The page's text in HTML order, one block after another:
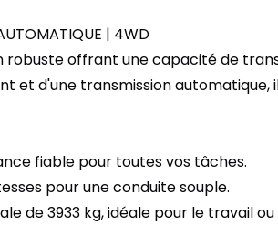
| 4WD
robuste offrant une capacité de
et d'une transmission
fiable pour toutes vos tâches.
pour une conduite souple.
de 3933 kg, idéale pour le travail ou